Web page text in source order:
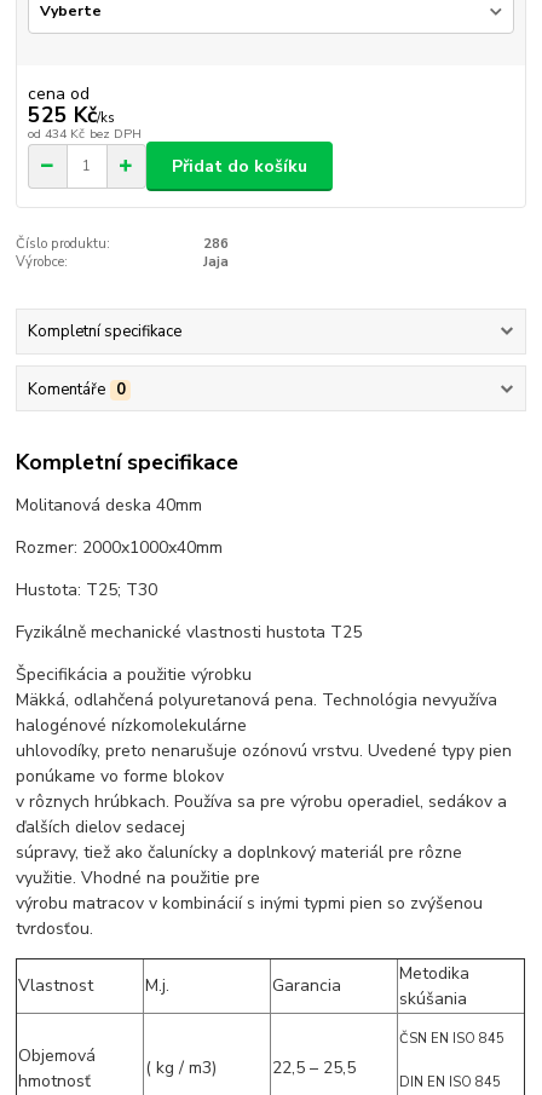
cena od
525 Kč/ks
od 434 Kč bez DPH
Přidat do košíku
Číslo produktu:
286
Výrobce:
Jaja
Kompletní specifikace
Komentáře 0
Kompletní specifikace
Molitanová deska 40mm
Rozmer: 2000x1000x40mm
Hustota: T25; T30
Fyzikálně mechanické vlastnosti hustota T25
Špecifikácia a použitie výrobku
Mäkká, odlahčená polyuretanová pena. Technológia nevyužíva
halogénové nízkomolekulárne
uhlovodíky, preto nenarušuje ozónovú vrstvu. Uvedené typy pien
ponúkame vo forme blokov
v rôznych hrúbkach. Používa sa pre výrobu operadiel, sedákov a
ďalších dielov sedacej
súpravy, tiež ako čalunícky a doplnkový materiál pre rôzne
využitie. Vhodné na použitie pre
výrobu matracov v kombinácií s inými typmi pien so zvýšenou
tvrdosťou.
Vlastnost M.j. Garancia
Metodika
skúšania
Objemová
hmotnosť
( kg / m3) 22,5 – 25,5
ČSN EN ISO 845
DIN EN ISO 845